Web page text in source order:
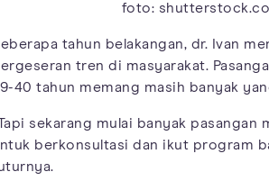
foto:
tahun belakangan, dr. Ivan
tren di masyarakat.
40 tahun memang masih banyak
sekarang mulai banyak pasangan
berkonsultasi dan ikut program